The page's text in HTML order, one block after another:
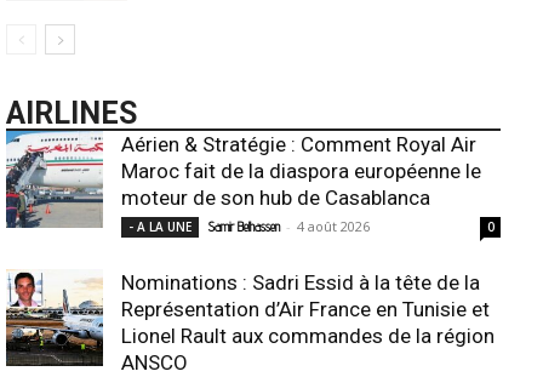
AIRLINES
Aérien & Stratégie : Comment Royal Air
Maroc fait de la diaspora européenne le
moteur de son hub de Casablanca
- A LA UNE Samir Belhassen - 4 août 2026 0
Nominations : Sadri Essid à la tête de la
Représentation d’Air France en Tunisie et
Lionel Rault aux commandes de la région
ANSCO